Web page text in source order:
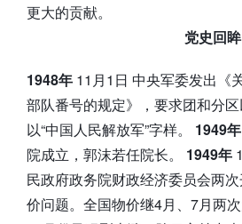
更大的贡献。
党史回眸
1948年 11月1日 中央军委发出《
部队番号的规定》，要求团和分
以“中国人民解放军”字样。 1949年
院成立，郭沫若任院长。 1949年
民政府政务院财政经济委员会两
价问题。全国物价继4月、7月两